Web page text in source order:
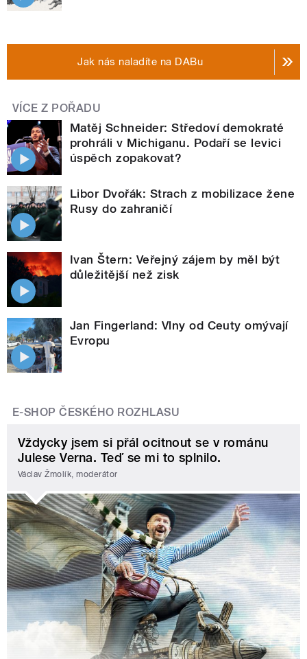
Jak nás naladíte na DABu
VÍCE Z POŘADU
Matěj Schneider: Středoví demokraté
prohráli v Michiganu. Podaří se levici
úspěch zopakovat?
Libor Dvořák: Strach z mobilizace žene
Rusy do zahraničí
Ivan Štern: Veřejný zájem by měl být
důležitější než zisk
Jan Fingerland: Vlny od Ceuty omývají
Evropu
E-SHOP ČESKÉHO ROZHLASU
Vždycky jsem si přál ocitnout se v románu
Julese Verna. Teď se mi to splnilo.
Václav Žmolík, moderátor